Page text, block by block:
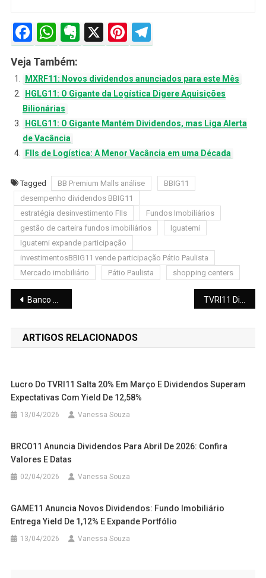
Facebook
WhatsApp
Evernote
X Pinterest
Telegram
Veja Também:
MXRF11: Novos dividendos anunciados para este Mês
HGLG11: O Gigante da Logística Digere Aquisições
Bilionárias
HGLG11: O Gigante Mantém Dividendos, mas Liga Alerta
de Vacância
FIIs de Logística: A Menor Vacância em uma Década
Tagged BB Premium Malls análise
BBIG11
desempenho dividendos BBIG11
estratégia desinvestimento FIIs
Fundos Imobiliários
gestão de carteira fundos imobiliários
Iguatemi
Iguatemi expande participação
investimentosBBIG11 vende participação Pátio Paulista
Mercado imobiliário
Pátio Paulista shopping centers
Navegação
de
Post
Banco do Brasil (BBAS3) e o Risco de R$ 5 Bi: O Impacto da Liquidação Master
ARTIGOS RELACIONADOS
Lucro Do TVRI11 Salta 20% Em Março E Dividendos Superam
Expectativas Com Yield De 12,58%
13/04/2026 Vanessa Souza
BRCO11 Anuncia Dividendos Para Abril De 2026: Confira
Valores E Datas
02/04/2026 Vanessa Souza
GAME11 Anuncia Novos Dividendos: Fundo Imobiliário
Entrega Yield De 1,12% E Expande Portfólio
13/04/2026 Vanessa Souza